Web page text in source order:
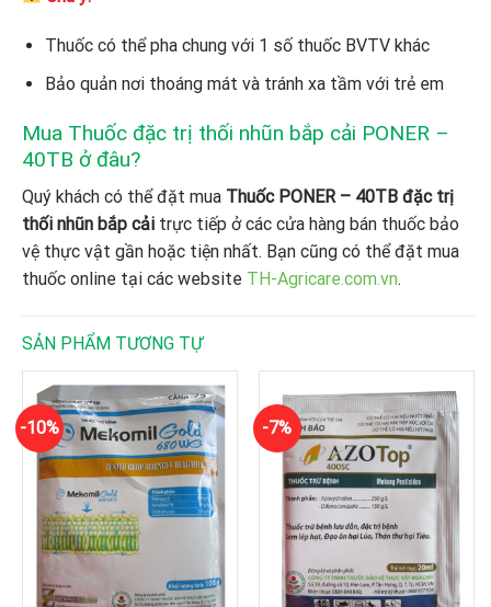
Thuốc có thể pha chung với 1 số thuốc BVTV khác
Bảo quản nơi thoáng mát và tránh xa tầm với trẻ em
Mua Thuốc đặc trị thối nhũn bắp cải PONER –
40TB ở đâu?
Quý khách có thể đặt mua Thuốc PONER – 40TB đặc trị
thối nhũn bắp cải trực tiếp ở các cửa hàng bán thuốc bảo
vệ thực vật gần hoặc tiện nhất. Bạn cũng có thể đặt mua
thuốc online tại các website TH-Agricare.com.vn.
SẢN PHẨM TƯƠNG TỰ
-10% -7%